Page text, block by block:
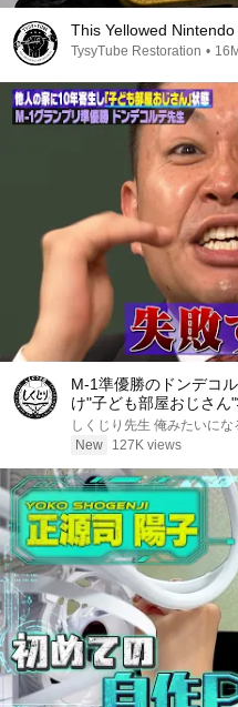
This Yellowed
TysyTube Restoration •
M-1準優勝のドンデコ
け"子ども部屋おじさん
波乱の人生とは!?
しくじり先生 俺みたいにな
New
127K views